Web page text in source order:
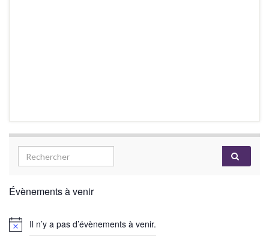
Évènements à venir
Il n’y a pas d’évènements à venir.